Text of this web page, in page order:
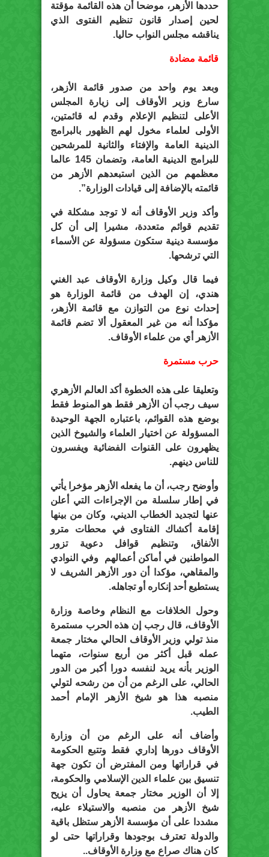
حددها الأزهر، موضحا أن هذه القائمة مؤقتة
لحين إصدار قانون تنظيم الفتوى الذي
يناقشه مجلس النواب حاليا.
قائمة مضادة
وبعد يوم واحد من صدور قائمة الأزهر،
سارع وزير الأوقاف إلى زيارة المجلس
الأعلى لتنظيم الإعلام وقدم له قائمتين،
الأولى لعلماء مخول لهم الظهور بالبرامج
الدينية العامة والإفتاء والثانية للمرشحين
للبرامج الدينية العامة، وتضمان 145 عالما
معظمهم من الذين استبعدهم الأزهر من
قائمته بالإضافة إلى قيادات الوزارة”.
وأكد وزير الأوقاف أنه لا توجد مشكلة في
تقديم قوائم متعددة، مشيرا إلى أن كل
مؤسسة دينية ستكون مسؤولة عن الأسماء
التي ترشحها.
فيما قال وكيل وزارة الأوقاف عبد الغني
هندي، إن الهدف من قائمة الوزارة هو
إحداث نوع من التوازن مع قائمة الأزهر،
مؤكدا أنه من غير المعقول ألا تضم قائمة
الأزهر أي من علماء الأوقاف.
حرب مستمرة
وتعليقا على هذه الخطوة أكد العالم الأزهري
سيف رجب أن الأزهر فقط هو المنوط فقط
بوضع هذه القوائم، باعتباره الجهة الوحيدة
المسؤولة عن اختيار العلماء والشيوخ الذين
يظهرون على القنوات الفضائية ويفسرون
للناس دينهم.
وأوضح رجب، أن ما يفعله الأزهر مؤخرا يأتي
في إطار سلسلة من الإجراءات التي أعلن
عنها لتجديد الخطاب الديني، وكان من بينها
إقامة أكشاك الفتاوى في محطات مترو
الأنفاق، وتنظيم قوافل دعوية تزور
المواطنين في أماكن أعمالهم وفي النوادي
والمقاهي، مؤكدا أن دور الأزهر الشريف لا
يستطيع أحد إنكاره أو تجاهله.
وحول الخلافات مع النظام وخاصة وزارة
الأوقاف، قال رجب إن هذه الحرب مستمرة
منذ تولي وزير الأوقاف الحالي مختار جمعة
عمله قبل أكثر من أربع سنوات، متهما
الوزير بأنه يريد لنفسه دورا أكبر من الدور
الحالي، على الرغم من أن من رشحه لتولي
منصبه هذا هو شيخ الأزهر الإمام أحمد
الطيب.
وأضاف أنه على الرغم من أن وزارة
الأوقاف دورها إداري فقط وتتبع الحكومة
في قراراتها ومن المفترض أن تكون جهة
تنسيق بين علماء الدين الإسلامي والحكومة،
إلا أن الوزير مختار جمعة يحاول أن يزيح
شيخ الأزهر من منصبه والاستيلاء عليه،
مشددا على أن مؤسسة الأزهر ستظل باقية
والدولة تعترف بوجودها وقراراتها حتى لو
كان هناك صراع مع وزارة الأوقاف..